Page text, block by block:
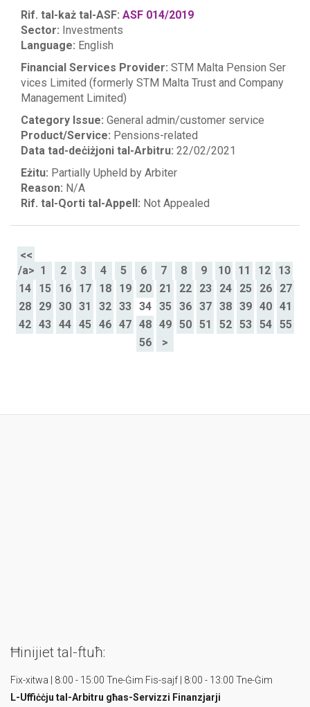
Rif. tal-każ tal-ASF: ASF 014/2019
Sector: Investments
Language: English
Financial Services Provider: STM Malta Pension Ser
vices Limited (formerly STM Malta Trust and Company
Management Limited)
Category Issue: General admin/customer service
Product/Service: Pensions-related
Data tad-deċiżjoni tal-Arbitru: 22/02/2021
Eżitu: Partially Upheld by Arbiter
Reason: N/A
Rif. tal-Qorti tal-Appell: Not Appealed
<<
/a> 1 2 3 4 5 6 7 8 9 10 11 12
13
14
15 16 17 18 19 20 21 22 23 24 25 26
27
28
29 30 31 32 33 34 35 36 37 38 39 40
41
42
43 44 45 46 47 48 49 50 51 52 53 54
55
56
>
Ħinijiet tal-ftuħ:
Fix-xitwa | 8:00 - 15:00 Tne-Ġim Fis-sajf | 8:00 - 13:00 Tne-Ġim
L-Uffiċċju tal-Arbitru għas-Servizzi Finanzjarji